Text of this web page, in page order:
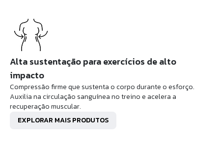
Alta sustentação para exercícios de alto
impacto
Compressão firme que sustenta o corpo durante o esforço.
Auxilia na circulação sanguínea no treino e acelera a
recuperação muscular.
EXPLORAR MAIS PRODUTOS